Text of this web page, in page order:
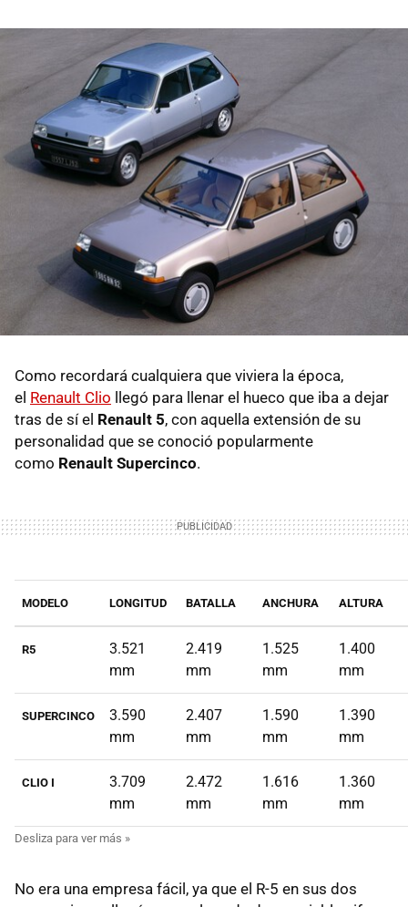
Como recordará cualquiera que viviera la época,
el Renault Clio llegó para llenar el hueco que iba a dejar
tras de sí el Renault 5, con aquella extensión de su
personalidad que se conoció popularmente
como Renault Supercinco.
MODELO LONGITUD BATALLA ANCHURA ALTURA
R5
3.521
mm
2.419
mm
1.525
mm
1.400
mm
SUPERCINCO
3.590
mm
2.407
mm
1.590
mm
1.390
mm
CLIO I
3.709
mm
2.472
mm
1.616
mm
1.360
mm
No era una empresa fácil, ya que el R-5 en sus dos